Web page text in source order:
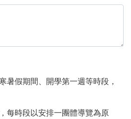
暑假期間、開學第一週等時段，
每時段以安排一團體導覽為原